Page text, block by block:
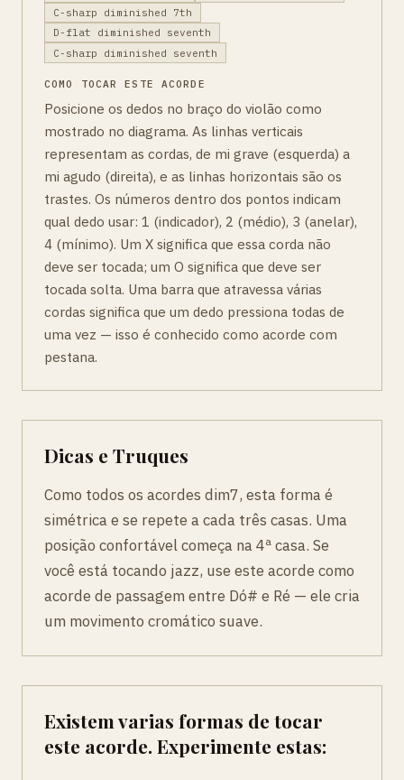
C-sharp diminished 7th
D-flat diminished seventh
C-sharp diminished seventh
COMO TOCAR ESTE ACORDE
Posicione os dedos no braço do violão como
mostrado no diagrama. As linhas verticais
representam as cordas, de mi grave (esquerda) a
mi agudo (direita), e as linhas horizontais são os
trastes. Os números dentro dos pontos indicam
qual dedo usar: 1 (indicador), 2 (médio), 3 (anelar),
4 (mínimo). Um X significa que essa corda não
deve ser tocada; um O significa que deve ser
tocada solta. Uma barra que atravessa várias
cordas significa que um dedo pressiona todas de
uma vez — isso é conhecido como acorde com
pestana.
Dicas e Truques
Como todos os acordes dim7, esta forma é
simétrica e se repete a cada três casas. Uma
posição confortável começa na 4ª casa. Se
você está tocando jazz, use este acorde como
acorde de passagem entre Dó# e Ré — ele cria
um movimento cromático suave.
Existem varias formas de tocar
este acorde. Experimente estas: